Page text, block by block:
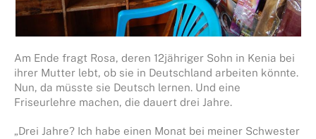
Am Ende fragt Rosa, deren 12jähriger Sohn in Kenia bei
ihrer Mutter lebt, ob sie in Deutschland arbeiten könnte.
Nun, da müsste sie Deutsch lernen. Und eine
Friseurlehre machen, die dauert drei Jahre.
„Drei Jahre? Ich habe einen Monat bei meiner Schwester